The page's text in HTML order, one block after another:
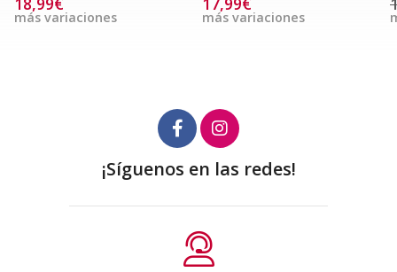
más variaciones más variaciones
¡Síguenos en las redes!